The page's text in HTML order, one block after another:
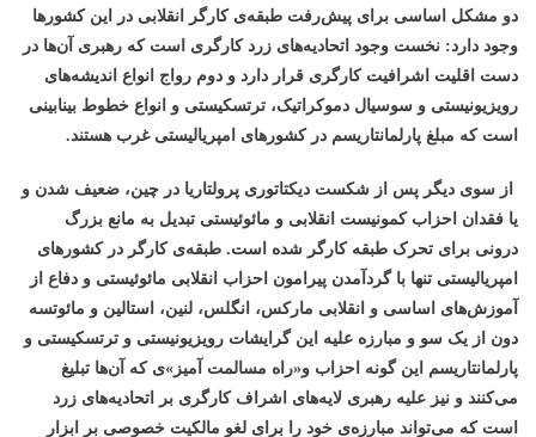
دو مشکل اساسی برای پیش‌رفت طبقه‌ی کارگر انقلابی در این کشورها
وجود دارد: نخست وجود اتحادیه‌های زرد کارگری است که رهبری آن‌ها در
دست اقلیت اشرافیت کارگری قرار دارد و دوم رواج انواع اندیشه‌های
رویزیونیستی و سوسیال دموکراتیک، ترتسکیستی و انواع خطوط بینابینی
است که مبلغ پارلمانتاریسم در کشورهای امپریالیستی غرب هستند.
از سوی دیگر پس از شکست دیکتاتوری پرولتاریا در چین، ضعیف شدن و
یا فقدان احزاب کمونیست انقلابی و مائوئیستی تبدیل به مانع بزرگ
درونی برای تحرک طبقه کارگر شده است. طبقه‌ی کارگر در کشورهای
امپریالیستی تنها با گردآمدن پیرامون احزاب انقلابی مائوئیستی و دفاع از
آموزش‌های اساسی و انقلابی مارکس، انگلس، لنین، استالین و مائوتسه
دون از یک سو و مبارزه علیه این گرایشات رویزیونیستی و ترتسکیستی و
پارلمانتاریسم این گونه احزاب و«راه مسالمت آمیز»ی که آن‌ها تبلیغ
می‌کنند و نیز علیه رهبری لایه‌های اشراف کارگری بر اتحادیه‌های زرد
است که می‌تواند مبارزه‌ی خود را برای لغو مالکیت خصوصی بر ابزار